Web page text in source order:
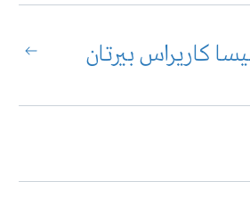
كاريراس بيرتان